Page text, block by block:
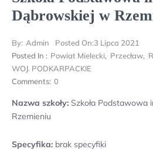
Dąbrowskiej w
By: Admin Posted On:3 Lipca 2021
Posted In : Powiat Mielecki, Przecław,
WOJ. PODKARPACKIE
Comments: 0
Nazwa szkoły: Szkoła Podstawowa
Rzemieniu
Specyfika: brak specyfiki